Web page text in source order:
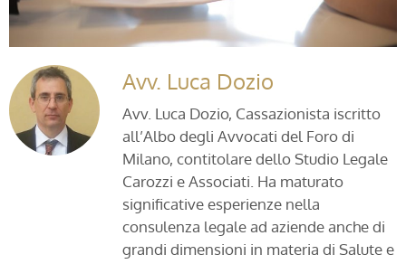
Avv. Luca Dozio
Avv. Luca Dozio, Cassazionista iscritto
all’Albo degli Avvocati del Foro di
Milano, contitolare dello Studio Legale
Carozzi e Associati. Ha maturato
significative esperienze nella
consulenza legale ad aziende anche di
grandi dimensioni in materia di Salute e